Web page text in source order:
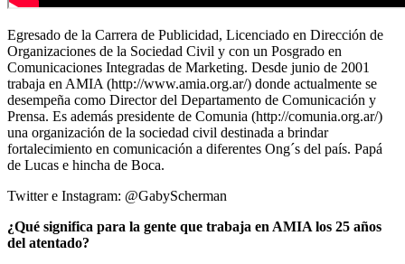
Egresado de la Carrera de Publicidad, Licenciado en Dirección de
Organizaciones de la Sociedad Civil y con un Posgrado en
Comunicaciones Integradas de Marketing. Desde junio de 2001
trabaja en AMIA (http://www.amia.org.ar/) donde actualmente se
desempeña como Director del Departamento de Comunicación y
Prensa. Es además presidente de Comunia (http://comunia.org.ar/)
una organización de la sociedad civil destinada a brindar
fortalecimiento en comunicación a diferentes Ong´s del país. Papá
de Lucas e hincha de Boca.
Twitter e Instagram: @GabyScherman
¿Qué significa para la gente que trabaja en AMIA los 25 años
del atentado?